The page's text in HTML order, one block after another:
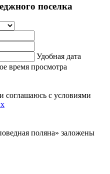
поселка
Удобная дата
время просмотра
соглашаюсь с условиями
поляна» заложены